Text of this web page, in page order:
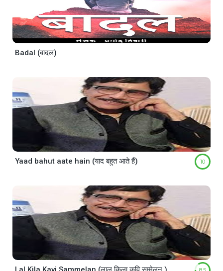
Badal (बादल)
Yaad bahut aate hain (याद बहुत आते हैं) 10